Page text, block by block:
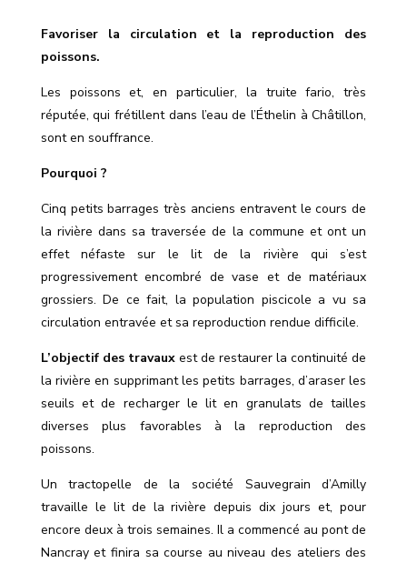
Favoriser la circulation et la reproduction des
poissons.
Les poissons et, en particulier, la truite fario, très
réputée, quifrétillentdans l’eau de l’Éthelin à Châtillon,
sont en souffrance.
Pourquoi ?
Cinq petits barrages très anciens entravent le cours de
la rivière dans sa traversée de la commune et ont un
effetnéfaste sur le lit de la rivière qui s’est
progressivement encombré de vase et de matériaux
grossiers. De ce fait, la population piscicole a vu sa
circulation entravée et sa reproduction rendue difficile.
L’objectif des travauxest de restaurer la continuité de
la rivière en supprimantles petits barrages, d’araser les
seuils et de recharger le lit en granulats de tailles
diversesplus favorables à la reproduction des
poissons.
Un tractopelle de la société Sauvegrain d’Amilly
travaille le lit de la rivière depuis dix jours et, pour
encore deux à trois semaines. Il a commencé au pont de
Nancray et finira sa course au niveau des ateliers des